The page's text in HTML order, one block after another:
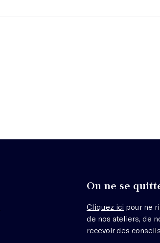
On ne se
Cliquez ici pour ne
de nos ateliers, de
recevoir des